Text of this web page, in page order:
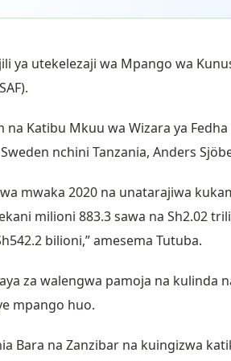
ya utekelezaji wa Mpango wa
Katibu Mkuu wa Wizara ya Fedha
nchini Tanzania, Anders
mwaka 2020 na unatarajiwa
milioni 883.3 sawa na Sh2.02
bilioni,” amesema Tutuba.
za walengwa pamoja na kulinda
mpango huo.
Bara na Zanzibar na kuingizwa